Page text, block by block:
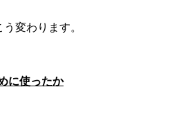
変わります。
に使ったか